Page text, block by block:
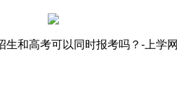
生和高考可以同时报考吗？-上学网